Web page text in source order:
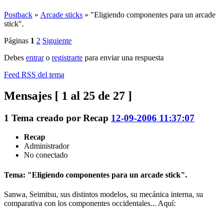
Postback » Arcade sticks » "Eligiendo componentes para un arcade
stick".
Páginas 1 2 Siguiente
Debes entraro registrarte para enviar una respuesta
Feed RSS del tema
Mensajes [ 1 al 25 de 27 ]
1 Tema creado por Recap 12-09-2006 11:37:07
Recap
Administrador
No conectado
Tema: "Eligiendo componentes para un arcade stick".
Sanwa, Seimitsu, sus distintos modelos, su mecánica interna, su
comparativa con los componentes occidentales... Aquí: